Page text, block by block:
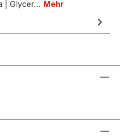
| Glycer… Mehr